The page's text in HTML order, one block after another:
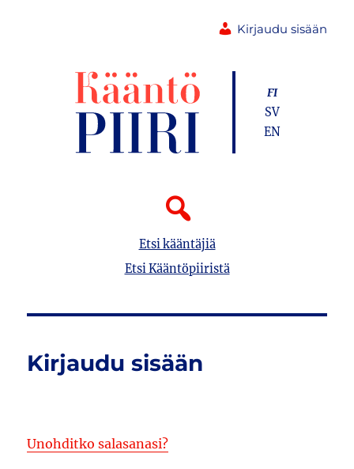
Kirjaudu sisään
Etsi kääntäjiä
Etsi Kääntöpiiristä
FI
SV
EN
Kirjaudu sisään
Unohditko salasanasi?